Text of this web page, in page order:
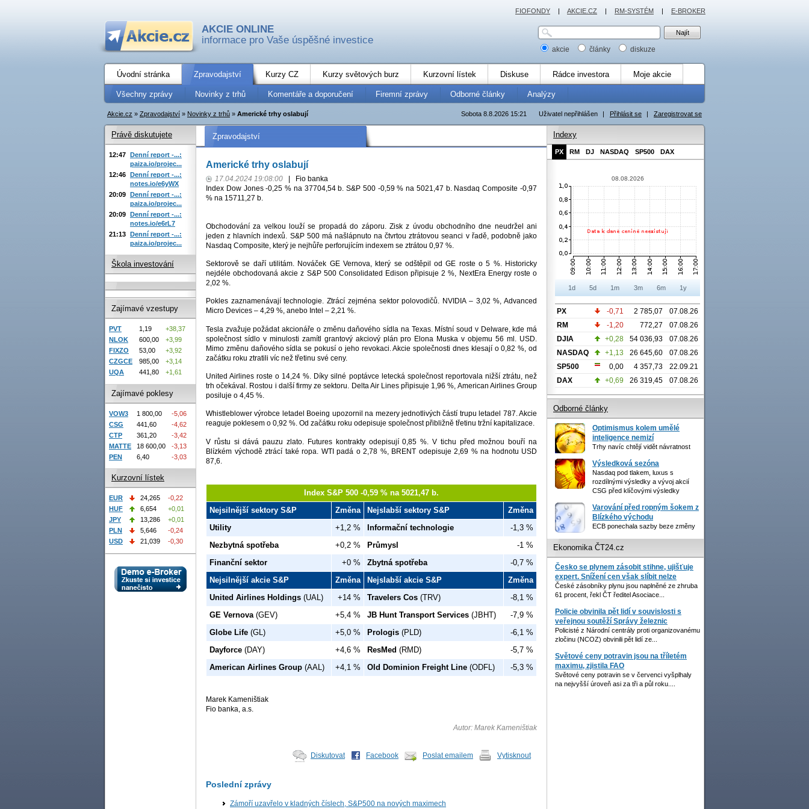
AKCIE ONLINE
informace pro Vaše úspěšné investice
akcie články diskuze
Úvodní stránka Zpravodajství Kurzy CZ Kurzy světových burz Kurzovní lístek Diskuse Rádce investora Moje akcie
Všechny zprávy Novinky z trhů Komentáře a doporučení Firemní zprávy Odborné články Analýzy
Uživatel nepřihlášen | Přihlásit se | Zaregistrovat se
Sobota 8.8.2026 15:21
Akcie.cz » Zpravodajství » Novinky z trhů » Americké trhy oslabují
Zpravodajství
Americké trhy oslabují
17.04.2024 19:08:00
Fio banka
Index Dow Jones -0,25 % na 37704,54 b. S&P 500 -0,59 % na 5021,47 b. Nasdaq Composite -0,97
% na 15711,27 b.
Obchodování za velkou louží se propadá do záporu. Zisk z úvodu obchodního dne neudržel ani
jeden z hlavních indexů. S&P 500 má našlápnuto na čtvrtou ztrátovou seanci v řadě, podobně jako
Nasdaq Composite, který je nejhůře perforujícím indexem se ztrátou 0,97 %.
Sektorově se daří utilitám. Nováček GE Vernova, který se odštěpil od GE roste o 5 %. Historicky
nejdéle obchodovaná akcie z S&P 500 Consolidated Edison připisuje 2 %, NextEra Energy roste o
2,02 %.
Pokles zaznamenávají technologie. Ztrácí zejména sektor polovodičů. NVIDIA – 3,02 %, Advanced
Micro Devices – 4,29 %, anebo Intel – 2,21 %.
Tesla zvažuje požádat akcionáře o změnu daňového sídla na Texas. Místní soud v Delware, kde má
společnost sídlo v minulosti zamítl grantový akciový plán pro Elona Muska v objemu 56 ml. USD.
Mimo změnu daňového sídla se pokusí o jeho revokaci. Akcie společnosti dnes klesají o 0,82 %, od
začátku roku ztratili víc než třetinu své ceny.
United Airlines roste o 14,24 %. Díky silné poptávce letecká společnost reportovala nižší ztrátu, než
trh očekával. Rostou i další firmy ze sektoru. Delta Air Lines připisuje 1,96 %, American Airlines Group
posiluje o 4,45 %.
Whistleblower výrobce letadel Boeing upozornil na mezery jednotlivých částí trupu letadel 787. Akcie
reaguje poklesem o 0,92 %. Od začátku roku odepisuje společnost přibližně třetinu tržní kapitalizace.
V růstu si dává pauzu zlato. Futures kontrakty odepisují 0,85 %. V tichu před možnou bouří na
Blízkém východě ztrácí také ropa. WTI padá o 2,78 %, BRENT odepisuje 2,69 % na hodnotu USD
87,6.
Index S&P 500 -0,59 % na 5021,47 b.
Nejsilnější sektory S&P
Změna Nejslabší sektory S&P
Změna
Utility
+1,2 % Informační technologie
-1,3 %
Nezbytná spotřeba
+0,2 % Průmysl
-1 %
Finanční sektor
+0 % Zbytná spotřeba
-0,7 %
Nejsilnější akcie S&P
Změna Nejslabší akcie S&P
Změna
United Airlines Holdings (UAL) +14 % Travelers Cos (TRV)
-8,1 %
GE Vernova (GEV) +5,4 % JB Hunt Transport Services (JBHT)
-7,9 %
Globe Life (GL) +5,0 % Prologis (PLD)
-6,1 %
Dayforce (DAY) +4,6 % ResMed (RMD)
-5,7 %
American Airlines Group (AAL) +4,1 % Old Dominion Freight Line (ODFL) -5,3 %
Marek Kameništiak
Fio banka, a.s.
Autor: Marek Kameništiak
Diskutovat Facebook Poslat emailem Vytisknout
Poslední zprávy
Zámoří uzavřelo v kladných číslech, S&P500 na nových maximech
Právě diskutujete
12:47 Denní report -...:
paiza.io/projec...
12:46 Denní report -...:
notes.io/e6yWX
20:09 Denní report -...:
paiza.io/projec...
20:09 Denní report -...:
notes.io/e6rL7
21:13 Denní report -...:
paiza.io/projec...
Škola investování
Zajímavé vzestupy
PVT 1,19
+38,37
NLOK
600,00
+3,99
FIXZO
53,00
+3,92
CZGCE
985,00
+3,14
UQA
441,80 +1,61
Zajímavé poklesy
VOW3 1 800,00
-5,06
CSG
441,60
-4,62
CTP
361,20
-3,42
MATTE
18 600,00
-3,13
PEN
6,40 -3,03
Kurzovní lístek
EUR 24,265
-0,22
HUF
6,654
+0,01
JPY
13,286
+0,01
PLN
5,646
-0,24
USD
21,039 -0,30
Indexy
PX RM DJ NASDAQ SP500 DAX
08.08.2026
1d 5d 1m 3m 6m 1y
PX -0,71 2 785,07
07.08.26
RM
-1,20 772,27
07.08.26
DJIA
+0,28 54 036,93
07.08.26
NASDAQ
+1,13 26 645,60
07.08.26
SP500
0,00 4 357,73
22.09.21
DAX
+0,69 26 319,45 07.08.26
Odborné články
Optimismus kolem umělé
inteligence nemizí
Trhy navíc chtějí vidět návratnost
Výsledková sezóna
Nasdaq pod tlakem, luxus s
rozdílnými výsledky a vývoj akcií
CSG před klíčovými výsledky
Varování před ropným šokem z
Blízkého východu
ECB ponechala sazby beze změny
Ekonomika ČT24.cz
Česko se plynem zásobit stihne, ujišťuje
expert. Snížení cen však slíbit nelze
České zásobníky plynu jsou naplněné ze zhruba
61 procent, řekl ČT ředitel Asociace...
Policie obvinila pět lidí v souvislosti s
veřejnou soutěží Správy železnic
Policisté z Národní centrály proti organizovanému
zločinu (NCOZ) obvinili pět lidí ze...
Světové ceny potravin jsou na tříletém
maximu, zjistila FAO
Světové ceny potravin se v červenci vyšplhaly
na nejvyšší úroveň asi za tři a půl roku....
FIOFONDY | AKCIE.CZ | RM-SYSTÉM | E-BROKER